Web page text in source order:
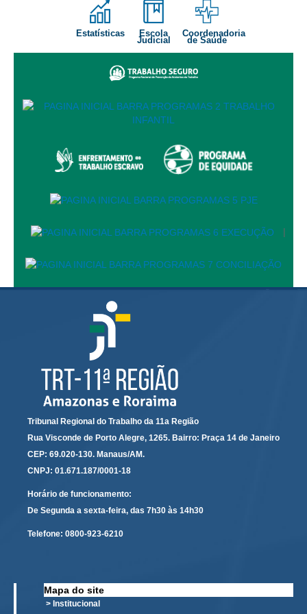
Responsabilidade Socioambiental
Comissão Permanente de Acessibilidade e Inclusão
Escola Judicial
Programa Trabalho Seguro
Serviços
Ação Trabalhista (Atermação)
Atermação On-line - Interior de Roraima
Glossário
Consulta de Pautas
Atas de Sessões do Pleno
Audiências e Sessões
Calendário das Sessões da 1ª Turma 2026
Calendário de Sessões da 2ª Turma - 2026
Calendário das Sessões da 3ª Turma 2026
Carta de Serviços ao Cidadão
Cartilhas
Cadastro de Peritos, Tradutores e Intérpretes
Calendários
Calendário Geral
Calendário das Sessões
Estatísticas Escola
Judicial
Coordenadoria
de Saúde
|
Tribunal Regional do Trabalho da 11a Região
Rua Visconde de Porto Alegre, 1265. Bairro: Praça 14 de Janeiro
CEP: 69.020-130. Manaus/AM.
CNPJ: 01.671.187/0001-18
Horário de funcionamento:
De Segunda a sexta-feira, das 7h30 às 14h30
Telefone: 0800-923-6210
Mapa do site
> Institucional